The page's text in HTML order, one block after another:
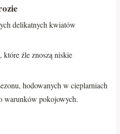
delikatnych kwiatów
źle znoszą niskie
hodowanych w cieplarniach
warunków pokojowych.